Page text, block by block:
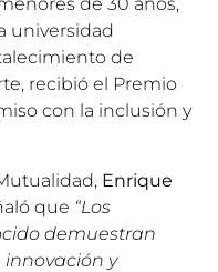
universidad
de
recibió el Premio
con la inclusión y
Enrique
que “Los
demuestran
y